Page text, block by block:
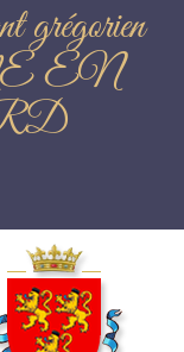
grégorien
EN